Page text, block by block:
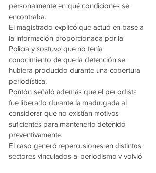
personalmente en qué condiciones se
encontraba.
El magistrado explicó que actuó en base a
la información proporcionada por la
Policía y sostuvo que no tenía
conocimiento de que la detención se
hubiera producido durante una cobertura
periodística.
Pontón señaló además que el periodista
fue liberado durante la madrugada al
considerar que no existían motivos
suficientes para mantenerlo detenido
preventivamente.
El caso generó repercusiones en distintos
sectores vinculados al periodismo y volvió